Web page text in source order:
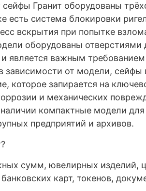
сейфы Гранит оборудованы
есть система блокировки
вскрытия при попытке
оборудованы отверстиями
является важным требованием
зависимости от модели,
которое запирается на
и механических
компактные модели
предприятий и архивов.
сумм, ювелирных изделий,
карт, токенов,